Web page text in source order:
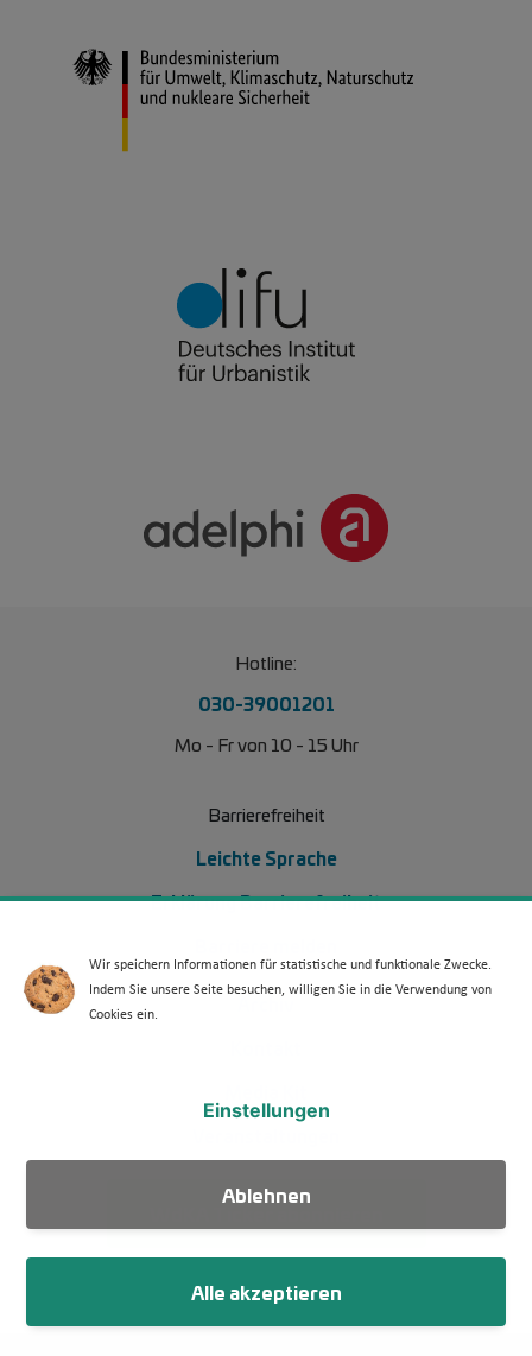
Hotline:
030-39001201
Mo - Fr von 10 - 15 Uhr
Barrierefreiheit
Leichte Sprache
Erklärung Barrierefreiheit
Footer Menü 2 (WdKA 26)
Archiv
Wir speichern Informationen für statistische und funktionale Zwecke.
Indem Sie unsere Seite besuchen, willigen Sie in die Verwendung von
Cookies ein.
Ablehnen
Einstellungen
Alle akzeptieren